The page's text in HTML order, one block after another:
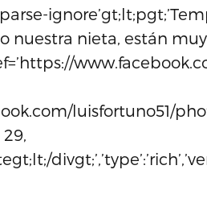
nuestra nieta, están
luisfortuno51/